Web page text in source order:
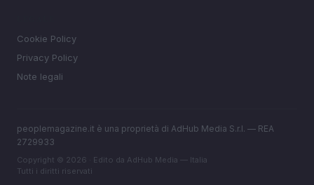
Cookie Policy
Privacy Policy
Note legali
peoplemagazine.it è una proprietà di AdHub Media S.r.l. — REA
2729933
Copyright © 2026 · Edito da AdHub Media — Italia
Tutti i diritti riservati